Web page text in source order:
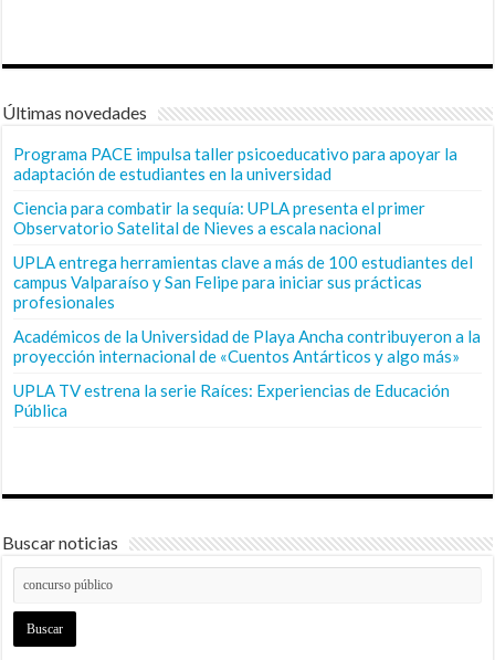
Últimas novedades
Programa PACE impulsa taller psicoeducativo para apoyar la
adaptación de estudiantes en la universidad
Ciencia para combatir la sequía: UPLA presenta el primer
Observatorio Satelital de Nieves a escala nacional
UPLA entrega herramientas clave a más de 100 estudiantes del
campus Valparaíso y San Felipe para iniciar sus prácticas
profesionales
Académicos de la Universidad de Playa Ancha contribuyeron a la
proyección internacional de «Cuentos Antárticos y algo más»
UPLA TV estrena la serie Raíces: Experiencias de Educación
Pública
Buscar noticias